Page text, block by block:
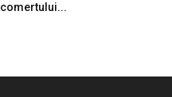
comertului...